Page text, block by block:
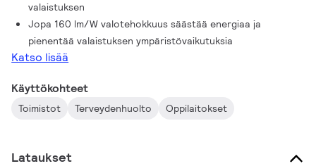
valaistuksen
Jopa 160 lm/W valotehokkuus säästää energiaa ja
pienentää valaistuksen ympäristövaikutuksia
Katso lisää
Käyttökohteet
Toimistot Terveydenhuolto Oppilaitokset
Lataukset